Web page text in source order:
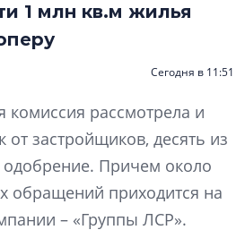
1 млн кв.м жилья
Сегодня в 11:51
комиссия рассмотрела и
от застройщиков, десять из
Причем около
обращений приходится на
– «Группы ЛСР».